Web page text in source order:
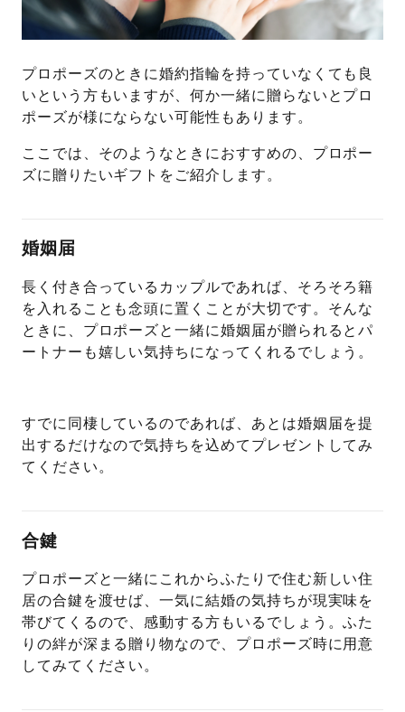
プロポーズのときに婚約指輪を持っていなくても良
いという方もいますが、何か一緒に贈らないとプロ
ポーズが様にならない可能性もあります。
ここでは、そのようなときにおすすめの、プロポー
ズに贈りたいギフトをご紹介します。
婚姻届
長く付き合っているカップルであれば、そろそろ籍
を入れることも念頭に置くことが大切です。そんな
ときに、プロポーズと一緒に婚姻届が贈られるとパ
ートナーも嬉しい気持ちになってくれるでしょう。
すでに同棲しているのであれば、あとは婚姻届を提
出するだけなので気持ちを込めてプレゼントしてみ
てください。
合鍵
プロポーズと一緒にこれからふたりで住む新しい住
居の合鍵を渡せば、一気に結婚の気持ちが現実味を
帯びてくるので、感動する方もいるでしょう。ふた
りの絆が深まる贈り物なので、プロポーズ時に用意
してみてください。